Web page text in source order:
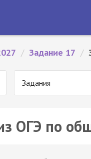
/ Задание 17 /
Задания
ОГЭ по